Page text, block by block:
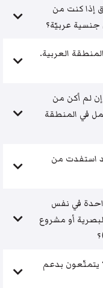
إذا كنت من
جنسية عربيّة؟
العربية.
لم أكن من
في المنطقة
استفدت من
في نفس
أو مشروع
يتمتّعون بدعم